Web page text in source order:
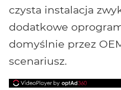
czysta instalacja
dodatkowe
domyślnie przez
scenariusz.